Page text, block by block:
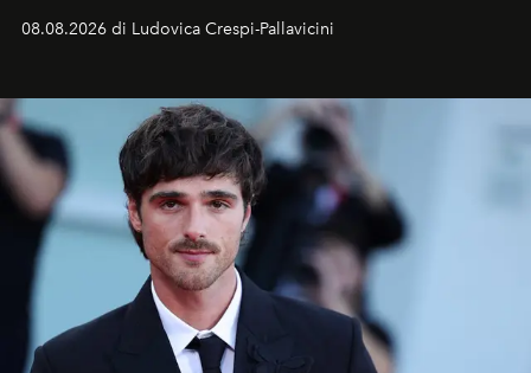
celeste per seguire il passaggio delle
all’universo i desideri più segreti
08.08.2026 di Ludovica Crespi-Pallavicini